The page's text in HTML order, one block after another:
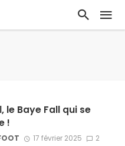
le Baye Fall qui se
!
17 février 2025 2